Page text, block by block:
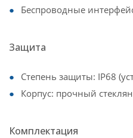
Беспроводные
Защита
Степень защиты: IP68
Корпус: прочный
Комплектация